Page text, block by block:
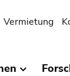
Vermietung